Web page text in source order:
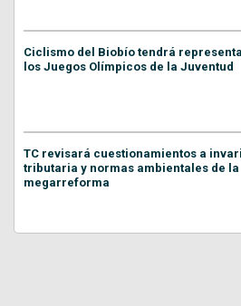
Ciclismo del Biobío tendrá
los Juegos Olímpicos de la Juventud
TC revisará cuestionamientos a
tributaria y normas ambientales de la
megarreforma